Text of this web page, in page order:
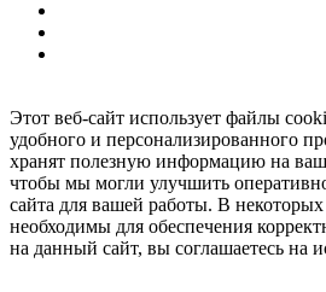
Этот веб-сайт использует файлы
удобного и персонализированного
хранят полезную информацию на
чтобы мы могли улучшить
сайта для вашей работы. В
необходимы для обеспечения
на данный сайт, вы соглашаетесь на